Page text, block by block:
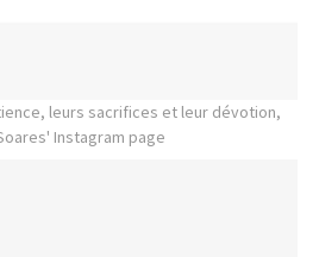
leurs sacrifices et leur dévotion,
Instagram page